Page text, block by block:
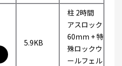
5.9KB
柱 2時間
アスロック
60mm + 特
殊ロックウ
ールフェル